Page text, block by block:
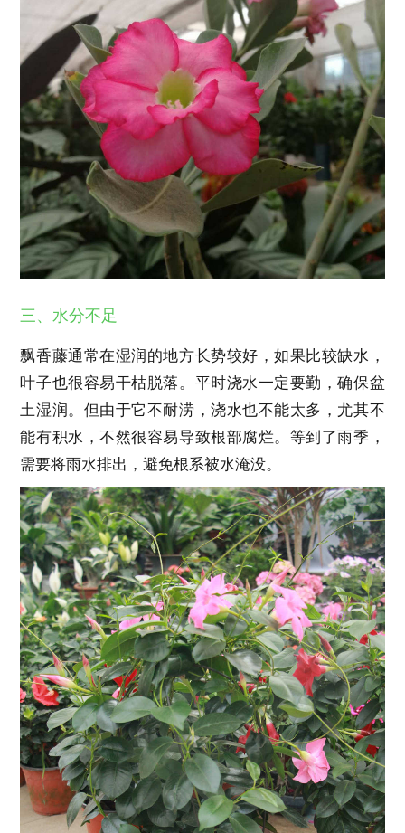
三、水分不足
飘香藤通常在湿润的地方长势较好，如果比较缺水，
叶子也很容易干枯脱落。平时浇水一定要勤，确保盆
土湿润。但由于它不耐涝，浇水也不能太多，尤其不
能有积水，不然很容易导致根部腐烂。等到了雨季，
需要将雨水排出，避免根系被水淹没。